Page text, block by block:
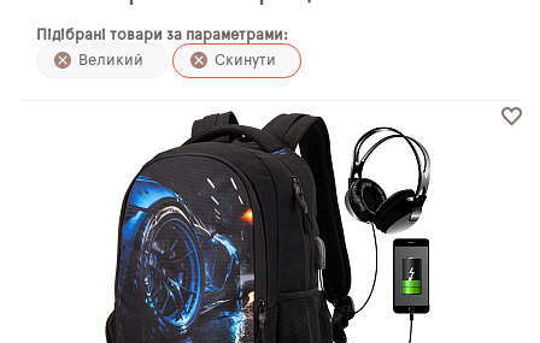
ПЛЯШКИ ДЛЯ ВОДИ
SCHOOL STANDARD
РОЗПРОДАЖ
Підібрані товари за параметрами:
Великий
Скинути